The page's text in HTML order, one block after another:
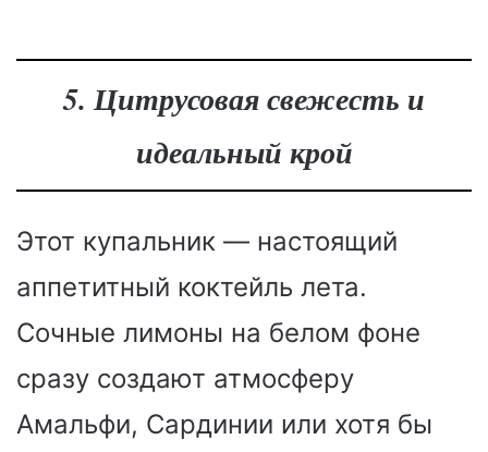
5. Цитрусовая свежесть и
идеальный крой
Этот купальник — настоящий
аппетитный коктейль лета.
Сочные лимоны на белом фоне
сразу создают атмосферу
Амальфи, Сардинии или хотя бы